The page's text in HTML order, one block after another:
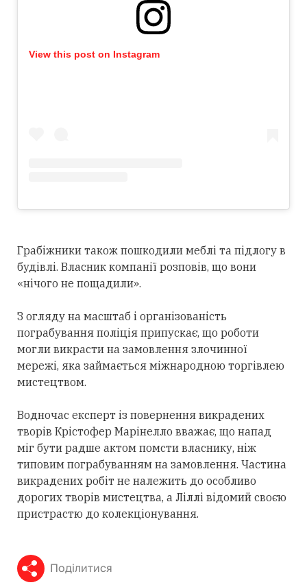
View this post on Instagram
Грабіжники також пошкодили меблі та підлогу в
будівлі. Власник компанії розповів, що вони
«нічого не пощадили».
З огляду на масштаб і організованість
пограбування поліція припускає, що роботи
могли викрасти на замовлення злочинної
мережі, яка займається міжнародною торгівлею
мистецтвом.
Водночас експерт із повернення викрадених
творів Крістофер Марінелло вважає, що напад
міг бути радше актом помсти власнику, ніж
типовим пограбуванням на замовлення. Частина
викрадених робіт не належить до особливо
дорогих творів мистецтва, а Ліллі відомий своєю
пристрастю до колекціонування.
Поділитися